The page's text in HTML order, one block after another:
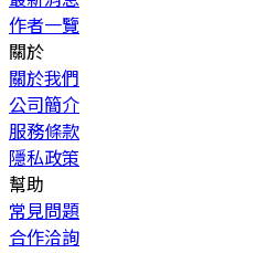
作者一覽
關於
關於我們
公司簡介
服務條款
隱私政策
幫助
常見問題
合作洽詢